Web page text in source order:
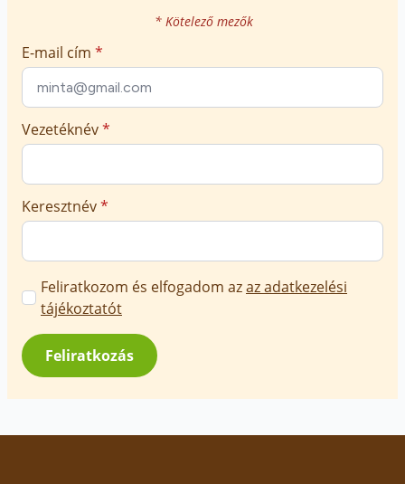
* Kötelező mezők
E-mail cím *
Vezetéknév*
Keresztnév*
Marketing
üzenetek
jóváhagyása
*
Feliratkozom és elfogadom azaz adatkezelési
tájékoztatót
Feliratkozás